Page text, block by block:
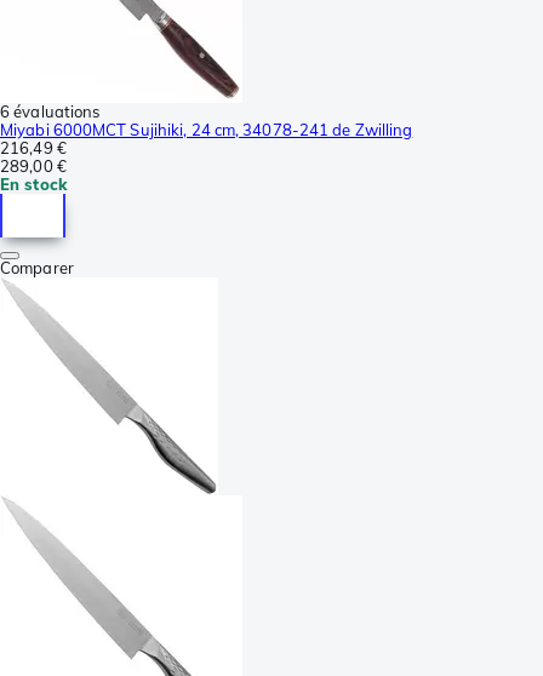
6 évaluations
Miyabi 6000MCT Sujihiki, 24 cm, 34078-241 de Zwilling
216,49 €
289,00 €
En stock
Comparer